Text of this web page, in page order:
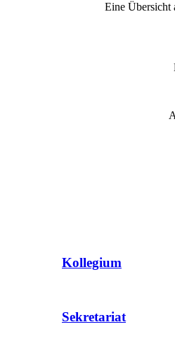
Eine Übersicht
Kollegium
Sekretariat